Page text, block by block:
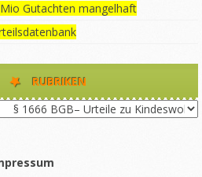
Gutachten mangelhaft
RUBRIKEN